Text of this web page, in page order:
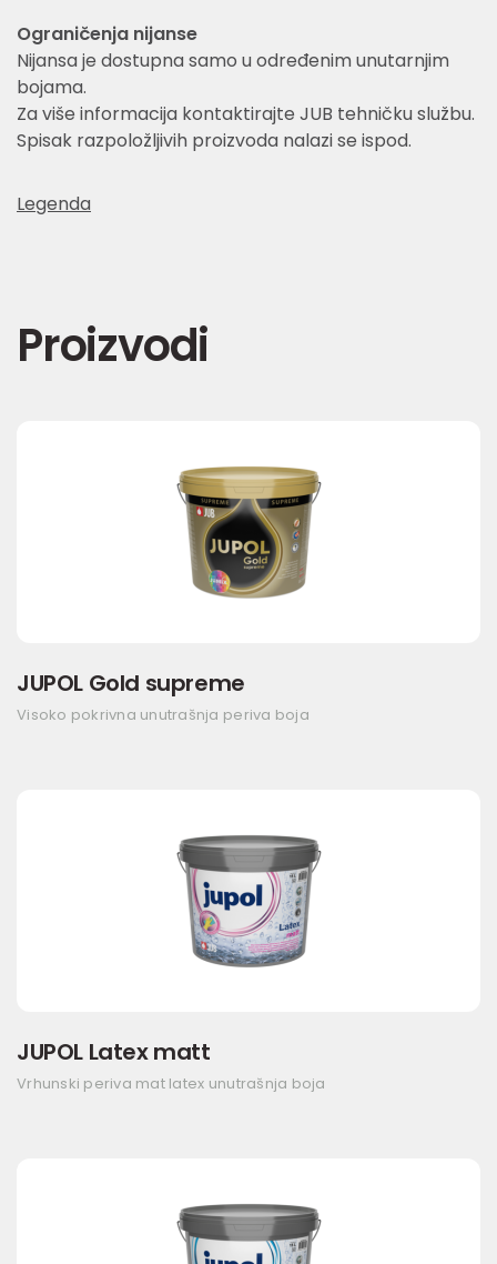
Ograničenja nijanse
Nijansa je dostupna samo u određenim unutarnjim
bojama.
Za više informacija kontaktirajte JUB tehničku službu.
Spisak razpoložljivih proizvoda nalazi se ispod.
Legenda
Proizvodi
JUPOL Gold supreme
Visoko pokrivna unutrašnja periva boja
JUPOL Latex matt
Vrhunski periva mat latex unutrašnja boja